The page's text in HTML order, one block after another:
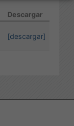
Descargar
[descargar]